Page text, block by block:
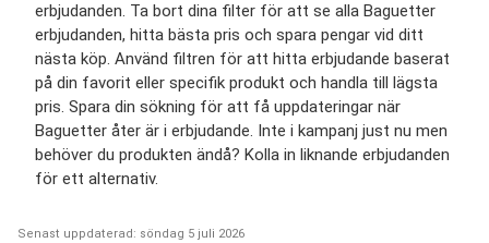
erbjudanden. Ta bort dina filter för att se alla Baguetter
erbjudanden, hitta bästa pris och spara pengar vid ditt
nästa köp. Använd filtren för att hitta erbjudande baserat
på din favorit eller specifik produkt och handla till lägsta
pris. Spara din sökning för att få uppdateringar när
Baguetter åter är i erbjudande. Inte i kampanj just nu men
behöver du produkten ändå? Kolla in liknande erbjudanden
för ett alternativ.
Senast uppdaterad: söndag 5 juli 2026